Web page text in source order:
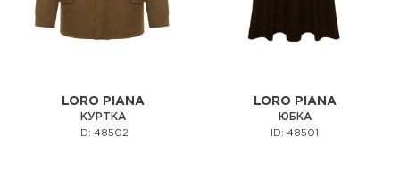
LORO PIANA
КУРТКА
ID: 48502
LORO PIANA
ЮБКА
ID: 48501